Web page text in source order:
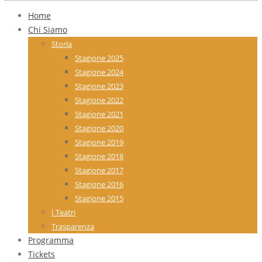
Home
Chi Siamo
Storia
Stagione 2025
Stagione 2024
Stagione 2023
Stagione 2022
Stagione 2021
Stagione 2020
Stagione 2019
Stagione 2018
Stagione 2017
Stagione 2016
Stagione 2015
I Teatri
Trasparenza
Programma
Tickets